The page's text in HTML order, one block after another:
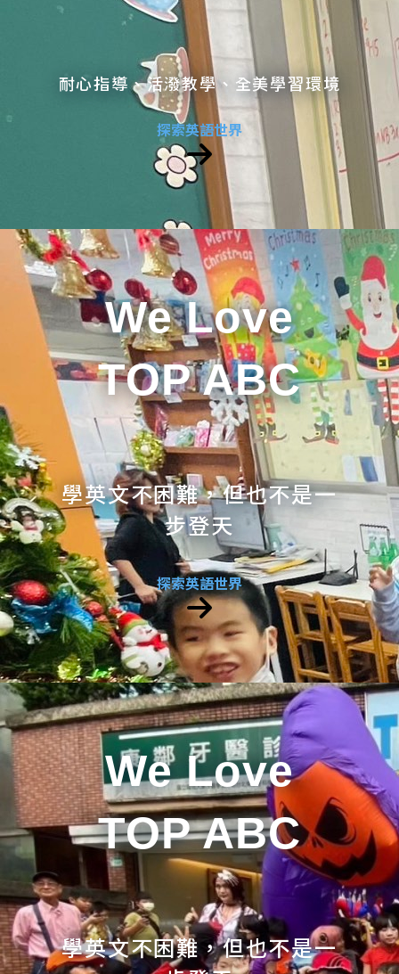
耐心指導、活潑教學、全美學習環境
探索英語世界
We Love
TOP ABC
學英文不困難，但也不是一
步登天
探索英語世界
We Love
TOP ABC
學英文不困難，但也不是一